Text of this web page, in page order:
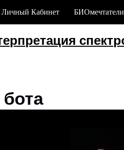
Личный Кабинет БИОмечтатели
спектров ЯМР